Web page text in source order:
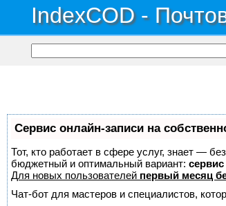
IndexCOD -
Сервис онлайн-записи на
Тот, кто работает в сфере услуг, знает —
бюджетный и оптимальный вариант:
Для новых пользователей первый месяц
Чат-бот для мастеров и специалистов,